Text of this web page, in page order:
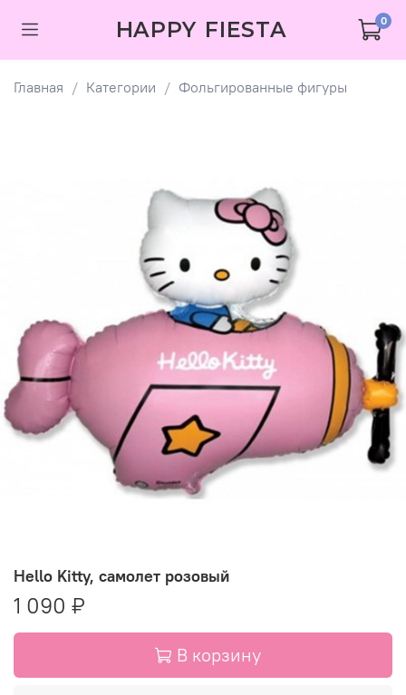
HAPPY FIESTA 0
Главная Категории Фольгированные фигуры
Hello Kitty, самолет розовый
1 090 ₽
В корзину